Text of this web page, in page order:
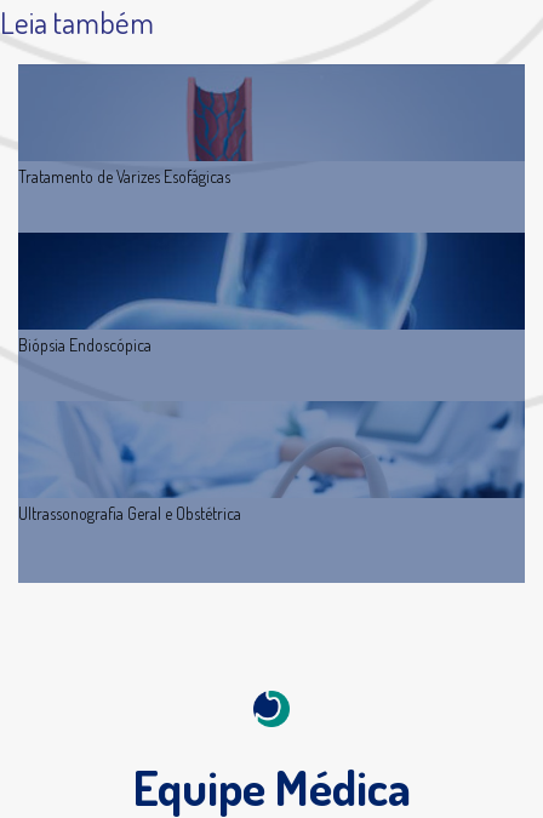
Leia também
Tratamento de Varizes Esofágicas
Biópsia Endoscópica
Ultrassonografia Geral e Obstétrica
Equipe Médica